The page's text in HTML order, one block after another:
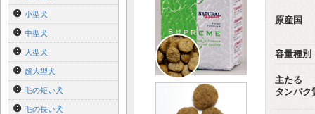
原産国
容量種別
主たる
タンパク
小型犬
中型犬
大型犬
超大型犬
毛の短い犬
毛の長い犬